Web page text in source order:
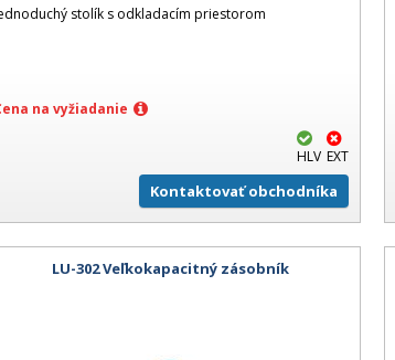
stolík s odkladacím priestorom
na vyžiadanie
HLV EXT
Kontaktovať obchodníka
LU-302 Veľkokapacitný zásobník